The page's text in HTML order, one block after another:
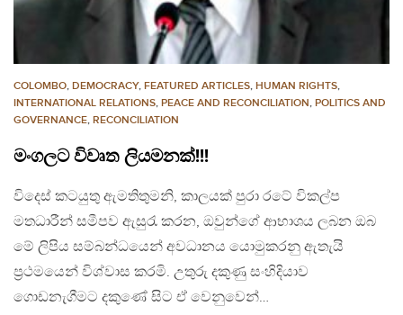
COLOMBO, DEMOCRACY, FEATURED ARTICLES, HUMAN RIGHTS,
INTERNATIONAL RELATIONS, PEACE AND RECONCILIATION, POLITICS AND
GOVERNANCE, RECONCILIATION
මංගලට විවෘත ලියමනක්!!!
විදෙස් කටයුතු ඇමතිතුමනි, කාලයක් පුරා රටේ විකල්ප
මතධාරීන් සමීපව ඇසුරැ කරන, ඔවුන්ගේ ආභාශය ලබන ඔබ
මේ ලිපිය සම්බන්ධයෙන් අවධානය යොමුකරනු ඇතැයි
ප්‍රථමයෙන් විශ්වාස කරමි. උතුරු දකුණු සංහිදියාව
ගොඩනැගීමට දකුණේ සිට ඒ වෙනුවෙන්…